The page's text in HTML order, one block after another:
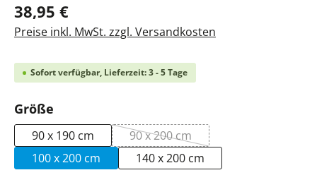
38,95 €
Preise inkl. MwSt. zzgl. Versandkosten
Sofort verfügbar, Lieferzeit: 3 - 5 Tage
Größe
90 x 190 cm 90 x 200 cm(Diese Option ist zurzeit nicht
100 x 200 cm 140 x 200 cm